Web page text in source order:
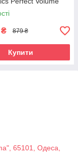
500 ml
₴ 879 ₴
Купити
65101, Одеса,